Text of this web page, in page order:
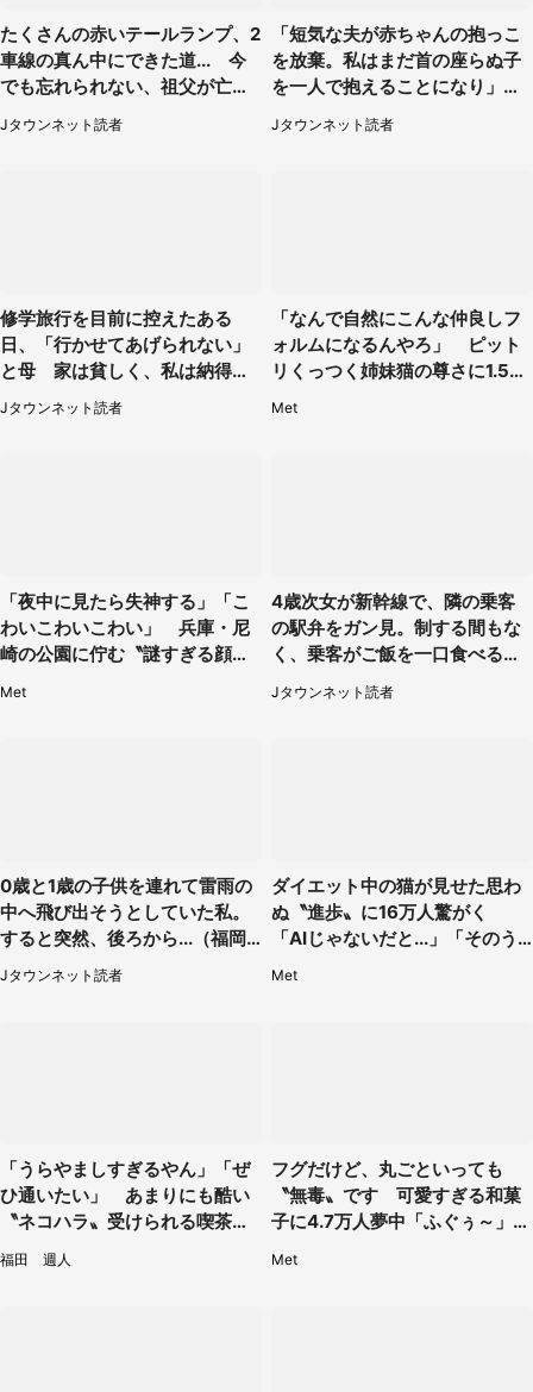
たくさんの赤いテールランプ、2
車線の真ん中にできた道... 今
でも忘れられない、祖父が亡く
なった夜に見た光景（30代女
性）
Jタウンネット読者
「短気な夫が赤ちゃんの抱っこ
を放棄。私はまだ首の座らぬ子
を一人で抱えることになり」
（岩手県・40代女性）
Jタウンネット読者
修学旅行を目前に控えたある
日、「行かせてあげられない」
と母 家は貧しく、私は納得し
たけれど...（北海道・70代以上
女性）
Jタウンネット読者
「なんで自然にこんな仲良しフ
ォルムになるんやろ」 ピット
リくっつく姉妹猫の尊さに1.5万
Met
「夜中に見たら失神する」「こ
わいこわいこわい」 兵庫・尼
崎の公園に佇む〝謎すぎる顔〟
Met
4歳次女が新幹線で、隣の乗客
の駅弁をガン見。制する間もな
く、乗客がご飯を一口食べると
（茨城県・50代女性）
Jタウンネット読者
0歳と1歳の子供を連れて雷雨の
中へ飛び出そうとしていた私。
すると突然、後ろから...（福岡
県・30代女性）
Jタウンネット読者
ダイエット中の猫が見せた思わ
ぬ〝進歩〟に16万人驚がく
「AIじゃないだと...」「そのう
Met
「うらやましすぎるやん」「ぜ
ひ通いたい」 あまりにも酷い
〝ネコハラ〟受けられる喫茶店
に5.3万人驚がく
福田 週人
フグだけど、丸ごといっても
〝無毒〟です 可愛すぎる和菓
子に4.7万人夢中「ふぐぅ～」
Met